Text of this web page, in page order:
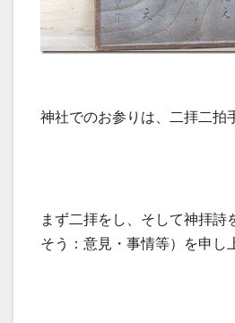
神社でのお参りは、二拝二拍
まず二拝をし、そして神拝詩
そう：意見・事情等）を申し